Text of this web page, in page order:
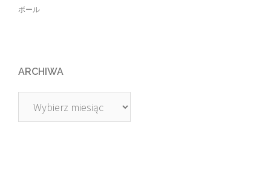
ボール
ARCHIWA
Archiwa